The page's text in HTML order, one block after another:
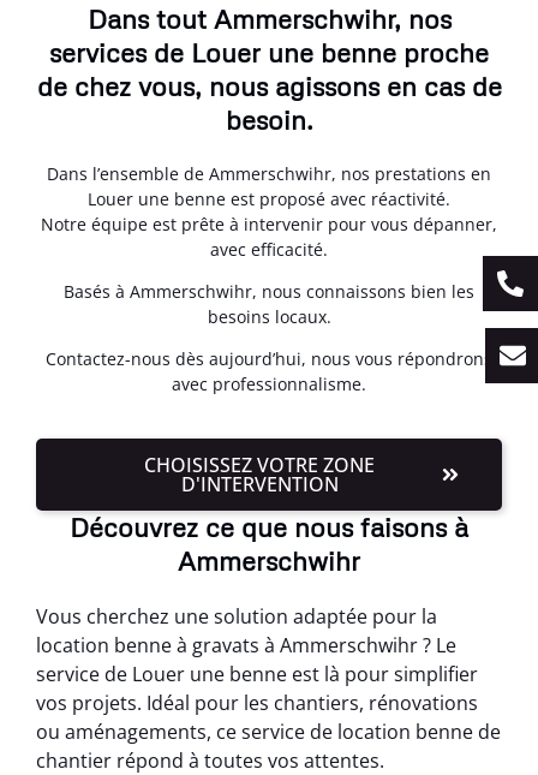
Dans tout Ammerschwihr, nos
services de Louer une benne proche
de chez vous, nous agissons en cas de
besoin.
Dans l’ensemble de Ammerschwihr, nos prestations en
Louer une benne est proposé avec réactivité.
Notre équipe est prête à intervenir pour vous dépanner,
avec efficacité.
Basés à Ammerschwihr, nous connaissons bien les
besoins locaux.
Contactez-nous dès aujourd’hui, nous vous répondrons
avec professionnalisme.
CHOISISSEZ VOTRE ZONE
D'INTERVENTION
Découvrez ce que nous faisons à
Ammerschwihr
Vous cherchez une solution adaptée pour la
location benne à gravats à Ammerschwihr ? Le
service de Louer une benne est là pour simplifier
vos projets. Idéal pour les chantiers, rénovations
ou aménagements, ce service de location benne de
chantier répond à toutes vos attentes.